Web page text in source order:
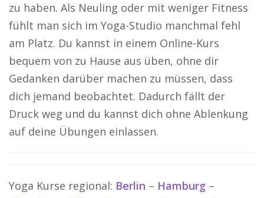
zu haben. Als Neuling oder mit weniger Fitness
fühlt man sich im Yoga-Studio manchmal fehl
am Platz. Du kannst in einem Online-Kurs
bequem von zu Hause aus üben, ohne dir
Gedanken darüber machen zu müssen, dass
dich jemand beobachtet. Dadurch fällt der
Druck weg und du kannst dich ohne Ablenkung
auf deine Übungen einlassen.
Yoga Kurse regional: Berlin – Hamburg –